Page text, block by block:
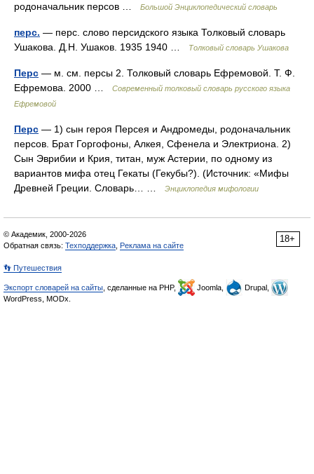
родоначальник персов …
Большой Энциклопедический словарь
перс. — перс. слово персидского языка Толковый словарь
Ушакова. Д.Н. Ушаков. 1935 1940 …
Толковый словарь Ушакова
Перс — м. см. персы 2. Толковый словарь Ефремовой. Т. Ф.
Ефремова. 2000 …
Современный толковый словарь русского языка
Ефремовой
Перс — 1) сын героя Персея и Андромеды, родоначальник
персов. Брат Горгофоны, Алкея, Сфенела и Электриона. 2)
Сын Эврибии и Крия, титан, муж Астерии, по одному из
вариантов мифа отец Гекаты (Гекубы?). (Источник: «Мифы
Древней Греции. Словарь… …
Энциклопедия мифологии
18+
© Академик, 2000-2026
Обратная связь: Техподдержка Реклама на сайте
👣 Путешествия
Экспорт словарей на сайты , сделанные на PHP, Joomla,
Drupal,
WordPress, MODx.